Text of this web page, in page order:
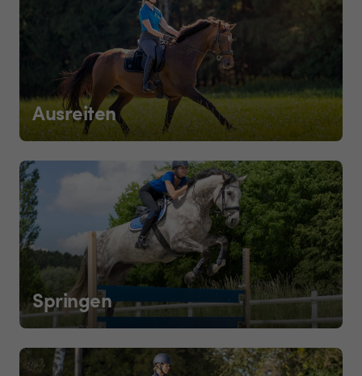
Ausreiten
Springen